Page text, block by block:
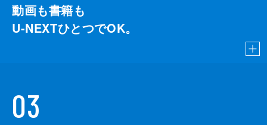
動画も書籍も
U-NEXTひとつでOK。
03